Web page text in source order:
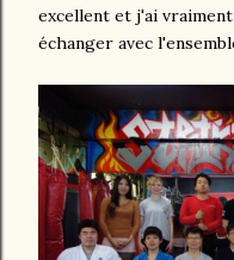
excellent et j'ai
échanger avec